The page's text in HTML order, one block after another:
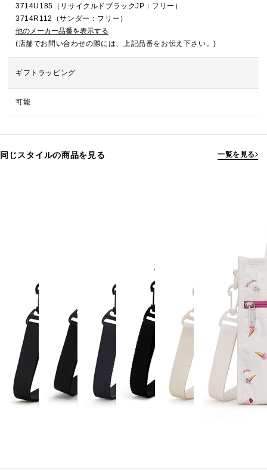
3714U185（リサイクルドブラックJP：フリー）
3714R112（サンダー：フリー）
他のメーカー品番を表示する
(店舗でお問い合わせの際には、上記品番をお伝え下さい。)
ギフトラッピング
可能
同じスタイルの商品を見る 一覧を見る